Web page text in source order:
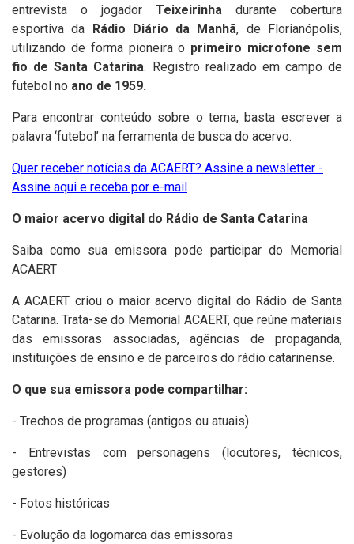
entrevista o jogador Teixeirinha durante cobertura
esportiva da
Rádio Diário da Manhã, de Florianópolis,
utilizando de forma pioneira o primeiro microfone sem
fio de Santa Catarina. Registro realizado em campo de
futebol no ano de 1959.
Para encontrar conteúdo sobre o tema, basta escrever a
palavra ‘futebol’ na ferramenta de busca do acervo.
Quer receber notícias da ACAERT? Assine a newsletter -
Assine aqui e receba por e-mail
O maior acervo digital do Rádio de Santa Catarina
Saiba como sua emissora pode participar do Memorial
ACAERT
A ACAERT criou o maior acervo digital do Rádio de Santa
Catarina. Trata-se do Memorial ACAERT, que reúne materiais
das emissoras associadas, agências de propaganda,
instituições de ensino e de parceiros do rádio catarinense.
O que sua emissora pode compartilhar:
- Trechos de programas (antigos ou atuais)
- Entrevistas com personagens (locutores, técnicos,
gestores)
- Fotos históricas
- Evolução da logomarca das emissoras